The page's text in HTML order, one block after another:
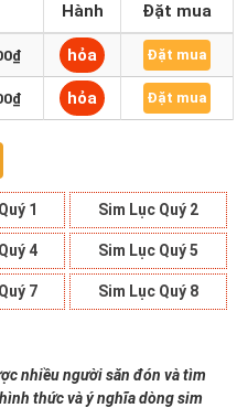
Hành Đặt mua
hỏa Đặt mua
hỏa Đặt mua
1 Sim Lục Quý 2
4 Sim Lục Quý 5
7 Sim Lục Quý 8
nhiều người săn đón và tìm
thức và ý nghĩa dòng sim